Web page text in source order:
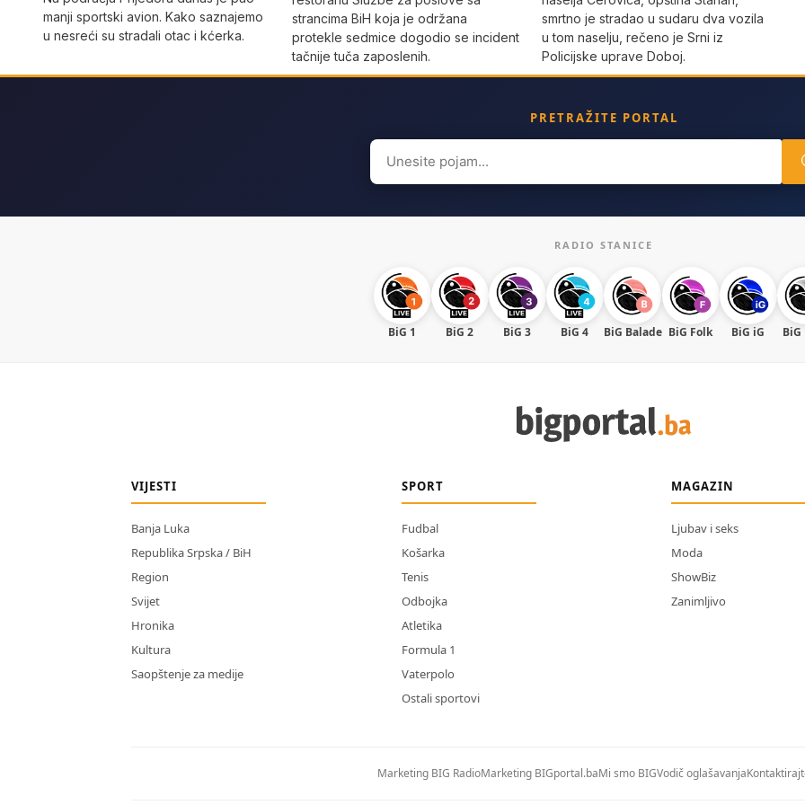
manji sportski avion. Kako saznajemo
u nesreći su stradali otac i kćerka.
strancima BiH koja je održana
protekle sedmice dogodio se incident
tačnije tuča zaposlenih.
smrtno je stradao u sudaru dva vozila
u tom naselju, rečeno je Srni iz
Policijske uprave Doboj.
PRETRAŽITE PORTAL
Search
for:
RADIO STANICE
BiG 1 BiG 2 BiG 3 BiG 4 BiG Balade BiG Folk BiG iG BiG
VIJESTI
Banja Luka
Republika Srpska / BiH
Region
Svijet
Hronika
Kultura
Saopštenje za medije
SPORT
Fudbal
Košarka
Tenis
Odbojka
Atletika
Formula 1
Vaterpolo
Ostali sportovi
MAGAZIN
Ljubav i seks
Moda
ShowBiz
Zanimljivo
Marketing BIG RadioMarketing BIGportal.baMi smo BIGVodič oglašavanja